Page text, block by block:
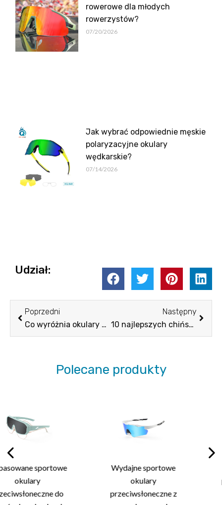
rowerowe dla młodych
rowerzystów?
07/20/2026
Jak wybrać odpowiednie męskie
polaryzacyjne okulary
wędkarskie?
07/14/2026
Udział:
Poprzednia
Poprzedni
Co wyróżnia okulary przeciwsłoneczne dla graczy w baseball?
Następny
10 najlepszych chińskich producentów okularów przeciwsłonecznych, których znasz w 2026 r
Polecane produkty
Wydajne sportowe
przeciwsłoneczne z
Stylowe okulary
przeciwsłoneczne
oprawek o